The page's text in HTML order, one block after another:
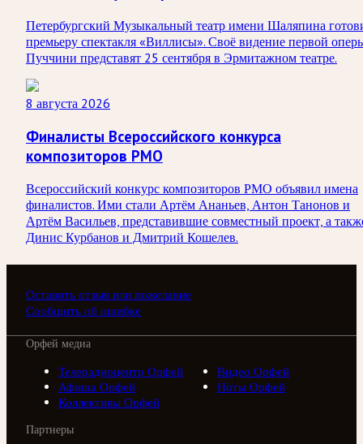
Петербургский Музыкальный театр имени Шаляпина
премьеру спектакля «Виллисы». Своё видение первой
Пуччини представят 25 сентября в Эрмитажном театре.
8 августа 2026
Финалисты Всероссийского конкурса
композиторов РМО
Всероссийский конкурс композиторов РМО объявил имена
финалистов. Ими стали Артём Ананьев, Антон Танонов и
Артём Васильев, представившие совместный проект, а
Динис Курбанов и Дмитрий Кошелев.
Оставить отзыв или пожелание
Сообщить об ошибке
Орфей медиа
Телерадиоцентр Орфей
Видео Орфей
Афиша Орфей
Ноты Орфей
Коллективы Орфей
Партнеры